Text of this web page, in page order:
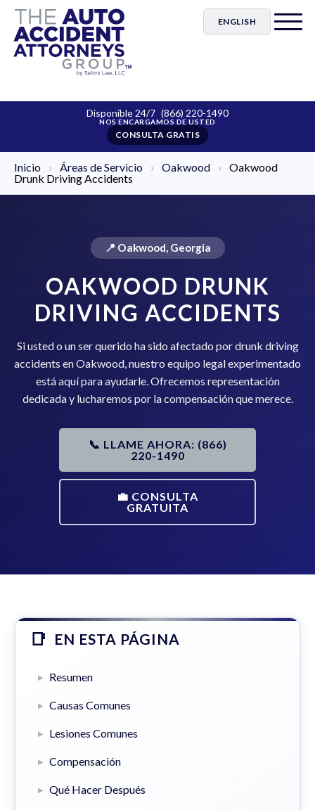
ENGLISH
Disponible 24/7 (866) 220-1490
CONSULTA GRATIS
Inicio › Áreas de Servicio › Oakwood ›
Oakwood
Drunk Driving Accidents
📍 Oakwood, Georgia
OAKWOOD DRUNK
DRIVING ACCIDENTS
Si usted o un ser querido ha sido afectado por drunk driving
accidents en Oakwood, nuestro equipo legal experimentado
está aquí para ayudarle. Ofrecemos representación
dedicada y lucharemos por la compensación que merece.
📞 LLAME AHORA: (866)
220-1490
💼 CONSULTA
GRATUITA
EN ESTA PÁGINA
Resumen
Causas Comunes
Lesiones Comunes
Compensación
Qué Hacer Después